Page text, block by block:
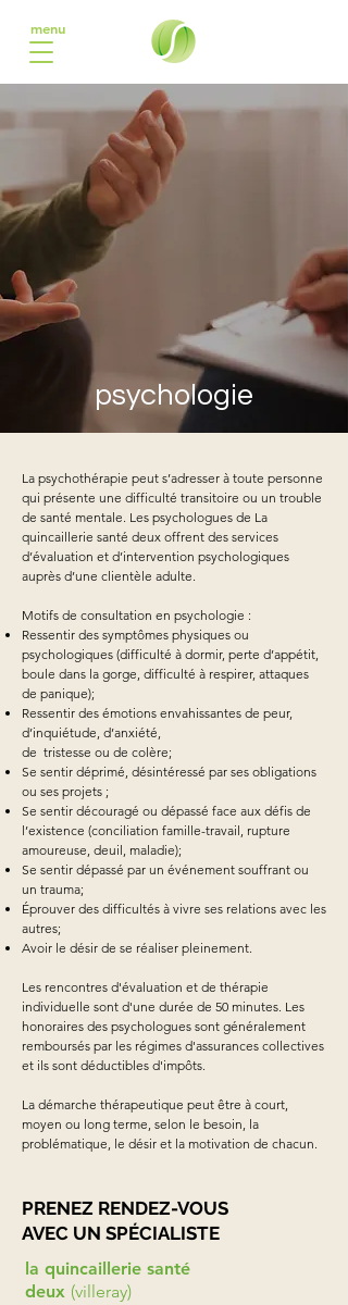
menu
psychologie
La psychothérapie peut s’adresser à toute personne
qui présente une difficulté transitoire ou un trouble
de santé mentale. Les psychologues de La
quincaillerie santé deux offrent des services
d’évaluation et d’intervention psychologiques
auprès d’une clientèle adulte.
Motifs de consultation en psychologie :
Ressentir des symptômes physiques ou
psychologiques (difficulté à dormir, perte d’appétit,
boule dans la gorge, difficulté à respirer, attaques
de panique);
Ressentir des émotions envahissantes de peur,
d’inquiétude, d’anxiété,
de tristesse ou de colère;
Se sentir déprimé, désintéressé par ses obligations
ou ses projets ;
Se sentir découragé ou dépassé face aux défis de
l’existence (conciliation famille-travail, rupture
amoureuse, deuil, maladie);
Se sentir dépassé par un événement souffrant ou
un trauma;
Éprouver des difficultés à vivre ses relations avec les
autres;
Avoir le désir de se réaliser pleinement.
Les rencontres d'évaluation et de thérapie
individuelle sont d'une durée de 50 minutes. Les
honoraires des psychologues sont généralement
remboursés par les régimes d'assurances collectives
et ils sont déductibles d'impôts.
La démarche thérapeutique peut être à court,
moyen ou long terme, selon le besoin, la
problématique, le désir et la motivation de chacun.
PRENEZ RENDEZ-VOUS
AVEC UN SPÉCIALISTE
la quincaillerie santé
deux (villeray)